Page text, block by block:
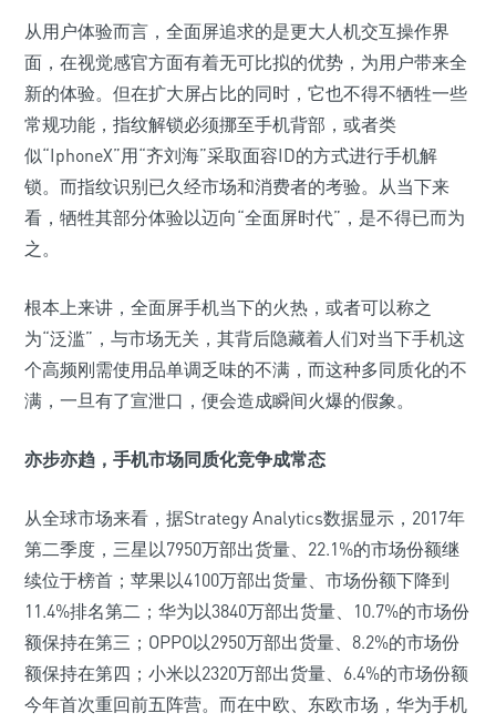
从用户体验而言，全面屏追求的是更大人机交互操作界
面，在视觉感官方面有着无可比拟的优势，为用户带来全
新的体验。但在扩大屏占比的同时，它也不得不牺牲一些
常规功能，指纹解锁必须挪至手机背部，或者类
似“IphoneX”用“齐刘海”采取面容ID的方式进行手机解
锁。而指纹识别已久经市场和消费者的考验。从当下来
看，牺牲其部分体验以迈向“全面屏时代”，是不得已而为
之。
根本上来讲，全面屏手机当下的火热，或者可以称之
为“泛滥”，与市场无关，其背后隐藏着人们对当下手机这
个高频刚需使用品单调乏味的不满，而这种多同质化的不
满，一旦有了宣泄口，便会造成瞬间火爆的假象。
亦步亦趋，手机市场同质化竞争成常态
从全球市场来看，据Strategy Analytics数据显示，2017年
第二季度，三星以7950万部出货量、22.1%的市场份额继
续位于榜首；苹果以4100万部出货量、市场份额下降到
11.4%排名第二；华为以3840万部出货量、10.7%的市场份
额保持在第三；OPPO以2950万部出货量、8.2%的市场份
额保持在第四；小米以2320万部出货量、6.4%的市场份额
今年首次重回前五阵营。而在中欧、东欧市场，华为手机